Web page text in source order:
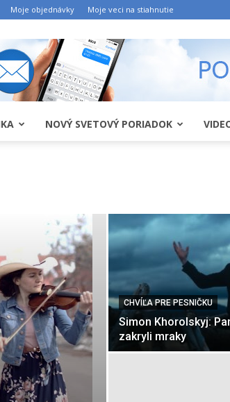
Moje objednávky Moje veci na stiahnutie
NOVÝ SVETOVÝ PORIADOK
CHVÍĽA PRE PESNIČKU
Simon Khorolskyj:
zakryli mraky